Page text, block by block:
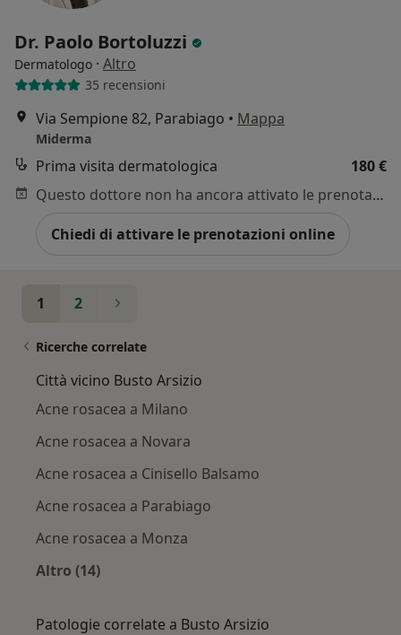
Dr. Paolo Bortoluzzi
Dermatologo · Altro
35 recensioni
Via Sempione 82, Parabiago • Mappa
Miderma
Prima visita dermatologica
180 €
Questo dottore non ha ancora attivato le prenotazioni online presso questo indirizzo.
Chiedi di attivare le prenotazioni online
1 2
Ricerche correlate
Città vicino Busto Arsizio
Acne rosacea a Milano
Acne rosacea a Novara
Acne rosacea a Cinisello Balsamo
Acne rosacea a Parabiago
Acne rosacea a Monza
Altro (14)
Patologie correlate a Busto Arsizio